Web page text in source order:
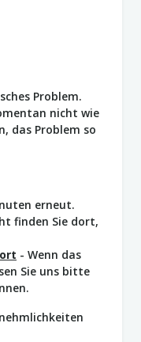
Problem.
nicht wie
das Problem so
erneut.
finden Sie dort,
- Wenn das
Sie uns bitte